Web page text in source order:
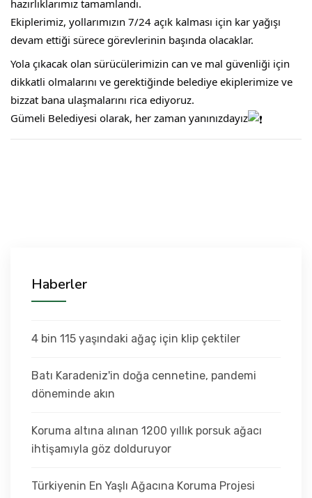
hazırlıklarımız tamamlandı.
Ekiplerimiz, yollarımızın 7/24 açık kalması için kar yağışı
devam ettiği sürece görevlerinin başında olacaklar.
Yola çıkacak olan sürücülerimizin can ve mal güvenliği için
dikkatli olmalarını ve gerektiğinde belediye ekiplerimize ve
bizzat bana ulaşmalarını rica ediyoruz.
Gümeli Belediyesi olarak, her zaman yanınızdayız
Haberler
4 bin 115 yaşındaki ağaç için klip çektiler
Batı Karadeniz'in doğa cennetine, pandemi
döneminde akın
Koruma altına alınan 1200 yıllık porsuk ağacı
ihtişamıyla göz dolduruyor
Türkiyenin En Yaşlı Ağacına Koruma Projesi